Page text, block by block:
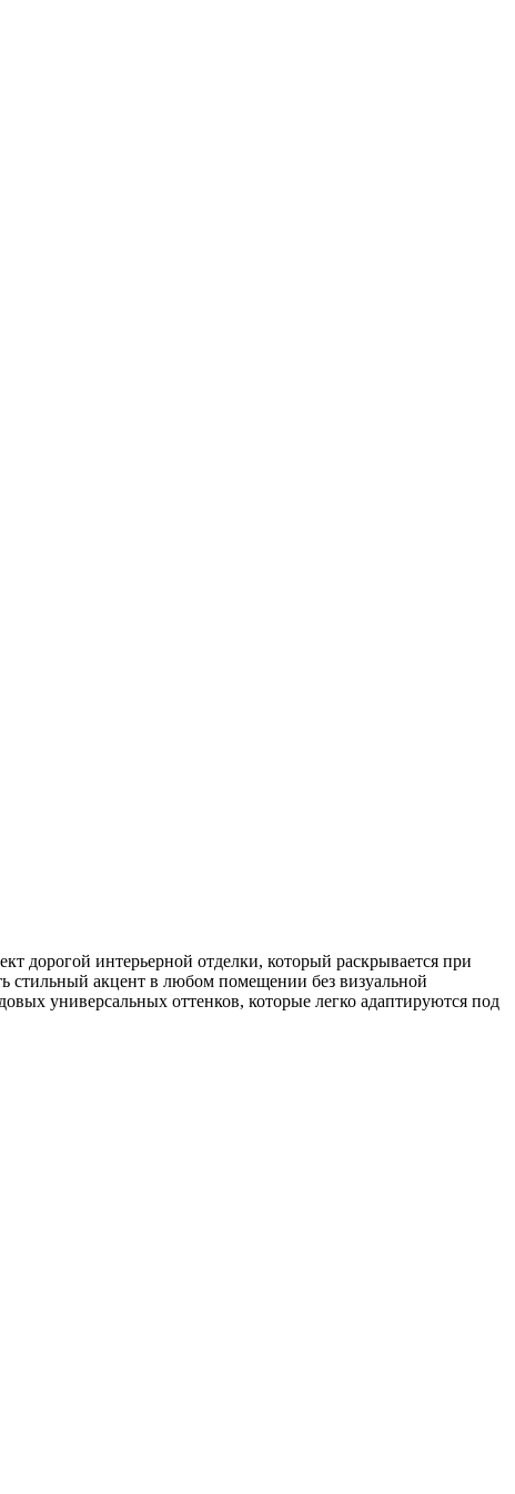
дорогой интерьерной отделки, который раскрывается при
стильный акцент в любом помещении без визуальной
универсальных оттенков, которые легко адаптируются под